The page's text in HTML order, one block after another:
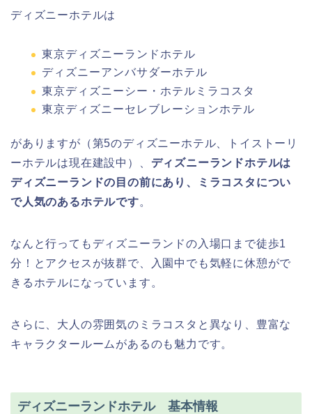
ディズニーホテルは
東京ディズニーランドホテル
ディズニーアンバサダーホテル
東京ディズニーシー・ホテルミラコスタ
東京ディズニーセレブレーションホテル
がありますが（第5のディズニーホテル、トイストーリ
ーホテルは現在建設中）、 ディズニーランドホテルは
ディズニーランドの目の前にあり、ミラコスタについ
で人気のあるホテルです。
なんと行ってもディズニーランドの入場口まで徒歩1
分！とアクセスが抜群で、入園中でも気軽に休憩がで
きるホテルになっています。
さらに、大人の雰囲気のミラコスタと異なり、豊富な
キャラクタールームがあるのも魅力です。
ディズニーランドホテル 基本情報